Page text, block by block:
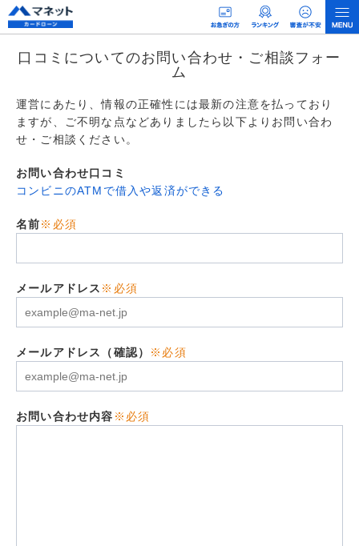
口コミについてのお問い合わせ・ご相談フォー
ム
運営にあたり、情報の正確性には最新の注意を払っており
ますが、ご不明な点などありましたら以下よりお問い合わ
せ・ご相談ください。
お問い合わせ口コミ
コンビニのATMで借入や返済ができる
名前※必須
メールアドレス ※必須
メールアドレス（確認） ※必須
お問い合わせ内容 ※必須